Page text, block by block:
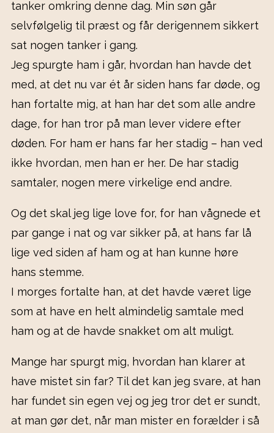
tanker omkring denne dag. Min søn går
selvfølgelig til præst og får derigennem sikkert
sat nogen tanker i gang.
Jeg spurgte ham i går, hvordan han havde det
med, at det nu var ét år siden hans far døde, og
han fortalte mig, at han har det som alle andre
dage, for han tror på man lever videre efter
døden. For ham er hans far her stadig – han ved
ikke hvordan, men han er her. De har stadig
samtaler, nogen mere virkelige end andre.
Og det skal jeg lige love for, for han vågnede et
par gange i nat og var sikker på, at hans far lå
lige ved siden af ham og at han kunne høre
hans stemme.
I morges fortalte han, at det havde været lige
som at have en helt almindelig samtale med
ham og at de havde snakket om alt muligt.
Mange har spurgt mig, hvordan han klarer at
have mistet sin far? Til det kan jeg svare, at han
har fundet sin egen vej og jeg tror det er sundt,
at man gør det, når man mister en forælder i så